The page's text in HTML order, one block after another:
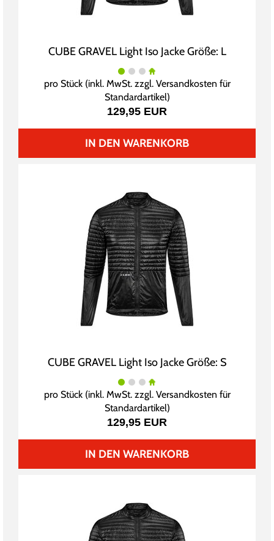
CUBE GRAVEL Light Iso Jacke Größe: L
pro Stück (inkl. MwSt. zzgl. Versandkosten für
Standardartikel)
129,95 EUR
IN DEN WARENKORB
CUBE GRAVEL Light Iso Jacke Größe: S
pro Stück (inkl. MwSt. zzgl. Versandkosten für
Standardartikel)
129,95 EUR
IN DEN WARENKORB